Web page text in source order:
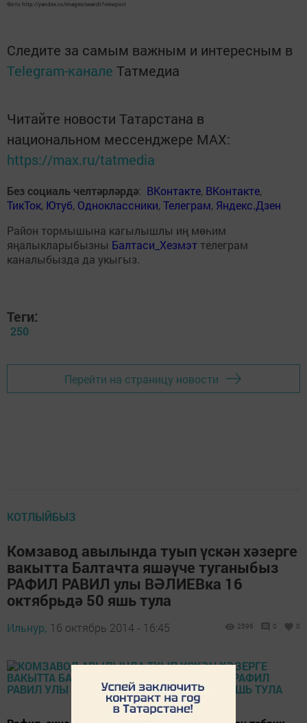
Фото http://yandex.ru/images/search?viewport
Следите за самым важным и интересным в
Telegram-канале Татмедиа
Читайте новости Татарстана в
национальном мессенджере MАХ:
https://max.ru/tatmedia
Без социаль челтәрләрдә: ВКонтакте, ВКонтакте,
ТикТок, Ютуб, Одноклассники,Телеграм, Яндекс.Дзен
Район тормышына кагылышлы иң мөһим
яңалыкларыбызны Балтаси_Хезмэт телеграм
каналыбызда да укыгыз.
Теги:
250
Перейти на страницу новости
КОТЛЫЙБЫЗ
Комзавод авылында туып үскән хәзерге
вакытта Балтачта яшәүче туганыбыз
РАФИЛ РАВИЛ улы ВӘЛИЕВка 16
октябрьдә 50 яшь тула
Ильнур, 16 октябрь 2014 - 16:45 2596 0 0